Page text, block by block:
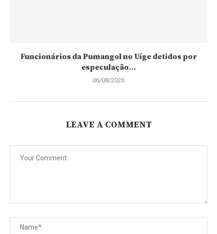
Funcionários da Pumangol no Uíge detidos por
especulação...
06/08/2026
LEAVE A COMMENT